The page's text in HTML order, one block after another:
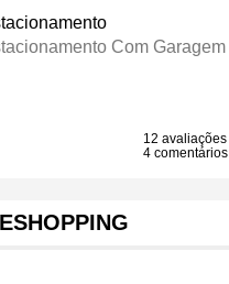
Com Garagem
12 avaliações
4 comentários